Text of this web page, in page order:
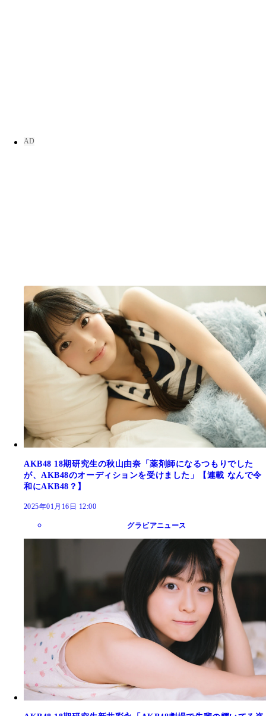
AKB48 18期研究生の秋山由奈「薬剤師になるつもりでした
が、AKB48のオーディションを受けました」【連載 なんで令
和にAKB48？】
2025年01月16日 12:00
グラビアニュース